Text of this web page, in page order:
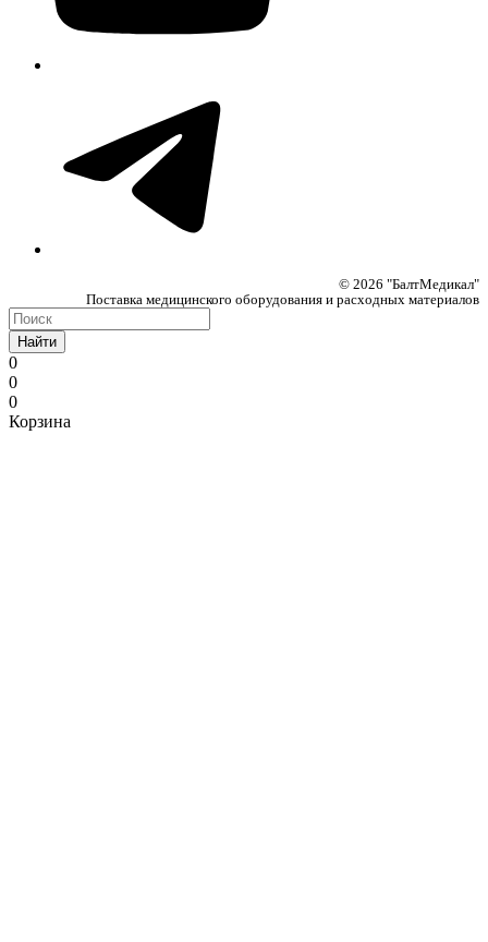
© 2026 "БалтМедикал"
Поставка медицинского оборудования и расходных материалов
Найти
0
0
0
Корзина